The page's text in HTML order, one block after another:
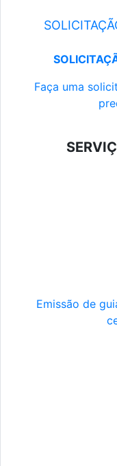
Faça uma
Emissão de